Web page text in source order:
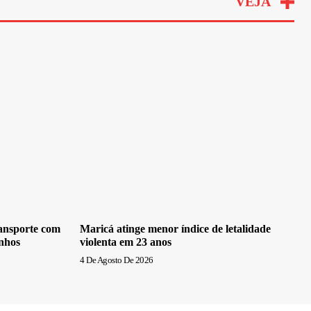
com
Maricá atinge menor índice de letalidade
violenta em 23 anos
4 De Agosto De 2026